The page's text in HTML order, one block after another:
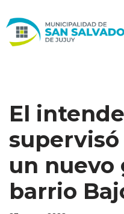
al
El
un nuevo
barrio